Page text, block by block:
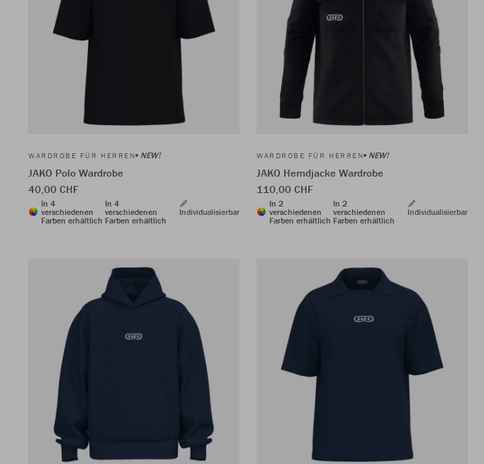
WARDROBE FÜR HERREN NEW!
JAKO Polo Wardrobe
40,00 CHF
In 4
verschiedenen
Farben erhältlich
In 4
verschiedenen
Farben erhältlich
Individualisierbar
WARDROBE FÜR HERREN NEW!
JAKO Hemdjacke Wardrobe
110,00 CHF
In 2
verschiedenen
Farben erhältlich
In 2
verschiedenen
Farben erhältlich
Individualisierbar